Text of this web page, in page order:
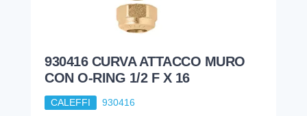
930416 CURVA ATTACCO MURO
CON O-RING 1/2 F X 16
CALEFFI 930416